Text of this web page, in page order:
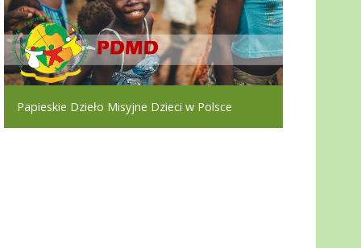
Papieskie Dzieło Misyjne Dzieci w Polsce